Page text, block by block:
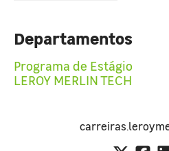
Departamentos
Programa de Estágio
LEROY MERLIN TECH